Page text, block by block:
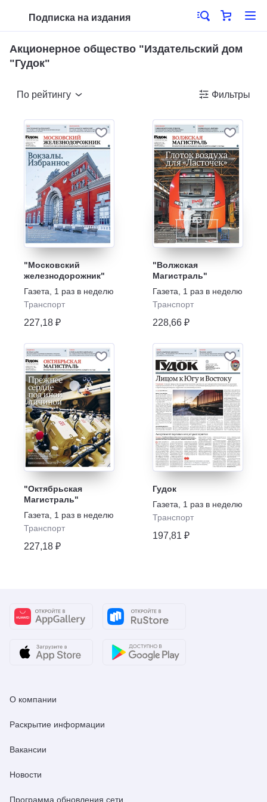
Подписка на издания
Акционерное общество "Издательский дом
"Гудок"
По рейтингу Фильтры
"Московский
железнодорожник"
Газета
1 раз в неделю
Транспорт
227,18 ₽
"Волжская
Магистраль"
Газета
1 раз в неделю
Транспорт
228,66 ₽
"Октябрьская
Магистраль"
Газета
1 раз в неделю
Транспорт
227,18 ₽
Гудок
Газета
1 раз в неделю
Транспорт
197,81 ₽
О компании
Раскрытие информации
Вакансии
Новости
Программа обновления сети